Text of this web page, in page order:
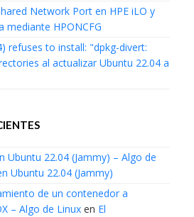
Network Port en HPE iLO y
mediante HPONCFG
refuses to install: "dpkg-divert:
al actualizar Ubuntu 22.04 a
Ubuntu 22.04 (Jammy) – Algo de
Ubuntu 22.04 (Jammy)
de un contenedor a
– Algo de Linuxen El